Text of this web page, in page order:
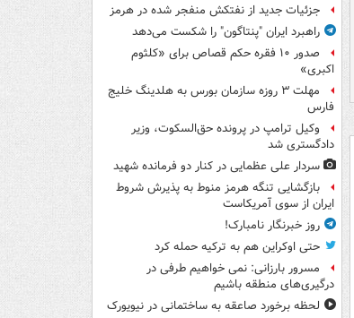
جزئیات جدید از نفتکش منفجر شده در هرمز
راهبرد ایران "پنتاگون" را شکست می‌دهد
صدور ۱۰ فقره حکم قصاص برای «کلثوم
اکبری»
مهلت ۳ روزه سازمان بورس به هلدینگ خلیج
فارس
وکیل ترامپ در پرونده حق‌السکوت، وزیر
دادگستری شد
سردار علی عظمایی در کنار دو فرمانده شهید
بازگشایی تنگه هرمز منوط به پذیرش شروط
ایران از سوی آمریکاست
روز خبرنگار نامبارک!
حتی اوکراین هم به ترکیه حمله کرد
مسرور بارزانی: نمی خواهیم طرفی در
درگیری‌های منطقه باشیم
لحظه برخورد صاعقه به ساختمانی در نیویورک